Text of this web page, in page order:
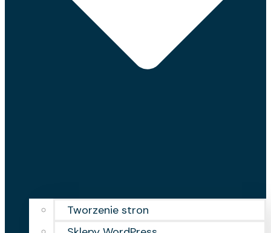
Tworzenie stron